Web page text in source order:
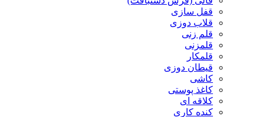
قفل سازی
قلاب دوزی
قلم زنی
قلمزنی
قلمکار
قیطان دوزی
کاشی
کاغذ پوستی
کلاقه ای
کنده کاری